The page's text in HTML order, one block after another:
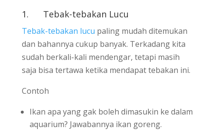
1. Tebak-tebakan Lucu
Tebak-tebakan lucu paling mudah ditemukan
dan bahannya cukup banyak. Terkadang kita
sudah berkali-kali mendengar, tetapi masih
saja bisa tertawa ketika mendapat tebakan ini.
Contoh
Ikan apa yang gak boleh dimasukin ke dalam
aquarium? Jawabannya ikan goreng.